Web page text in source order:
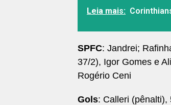
Leia mais:
SPFC: Jandrei;
37/2), Igor Gomes e
Rogério Ceni
Gols: Calleri